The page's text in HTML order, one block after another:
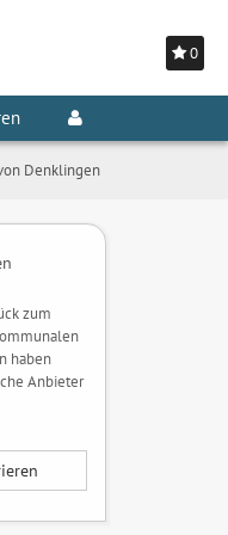
0
Denklingen
zum
haben
Anbieter